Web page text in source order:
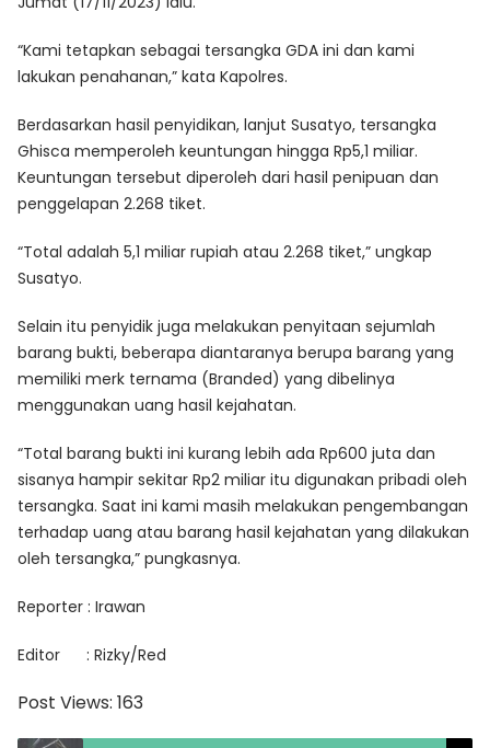
“Kami tetapkan sebagai tersangka GDA ini dan kami
lakukan penahanan,” kata Kapolres.
Berdasarkan hasil penyidikan, lanjut Susatyo, tersangka
Ghisca memperoleh keuntungan hingga Rp5,1 miliar.
Keuntungan tersebut diperoleh dari hasil penipuan dan
penggelapan 2.268 tiket.
“Total adalah 5,1 miliar rupiah atau 2.268 tiket,” ungkap
Susatyo.
Selain itu penyidik juga melakukan penyitaan sejumlah
barang bukti, beberapa diantaranya berupa barang yang
memiliki merk ternama (Branded) yang dibelinya
menggunakan uang hasil kejahatan.
“Total barang bukti ini kurang lebih ada Rp600 juta dan
sisanya hampir sekitar Rp2 miliar itu digunakan pribadi oleh
tersangka. Saat ini kami masih melakukan pengembangan
terhadap uang atau barang hasil kejahatan yang dilakukan
oleh tersangka,” pungkasnya.
Reporter : Irawan
Editor : Rizky/Red
Post Views: 163